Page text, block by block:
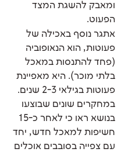
ומאבק להשגת המצד
הפעוט.
אתגר נוסף באכילה של
פעוטות, הוא הנאופוביה
(פחד להתנסות במאכל
בלתי מוכר). היא מאפיינת
פעוטות בגילאי 2-3 שנים.
במחקרים שונים שבוצעו
בנושא ראו כי לאחר כ-15
חשיפות למאכל חדש, יחד
עם צפייה בסובבים אוכלים